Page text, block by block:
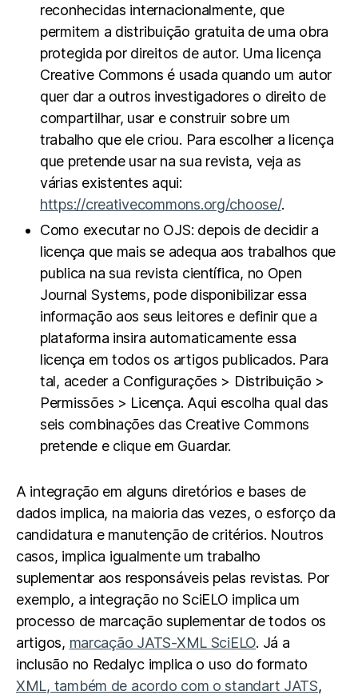
reconhecidas internacionalmente, que
permitem a distribuição gratuita de uma obra
protegida por direitos de autor. Uma licença
Creative Commons é usada quando um autor
quer dar a outros investigadores o direito de
compartilhar, usar e construir sobre um
trabalho que ele criou. Para escolher a licença
que pretende usar na sua revista, veja as
várias existentes aqui:
https://creativecommons.org/choose/.
Como executar no OJS: depois de decidir a
licença que mais se adequa aos trabalhos que
publica na sua revista científica, no Open
Journal Systems, pode disponibilizar essa
informação aos seus leitores e definir que a
plataforma insira automaticamente essa
licença em todos os artigos publicados. Para
tal, aceder a Configurações > Distribuição >
Permissões > Licença. Aqui escolha qual das
seis combinações das Creative Commons
pretende e clique em Guardar.
A integração em alguns diretórios e bases de
dados implica, na maioria das vezes, o esforço da
candidatura e manutenção de critérios. Noutros
casos, implica igualmente um trabalho
suplementar aos responsáveis pelas revistas. Por
exemplo, a integração no SciELO implica um
processo de marcação suplementar de todos os
artigos, marcação JATS-XML SciELO. Já a
inclusão no Redalyc implica o uso do formato
XML, também de acordo com o standart JATS,